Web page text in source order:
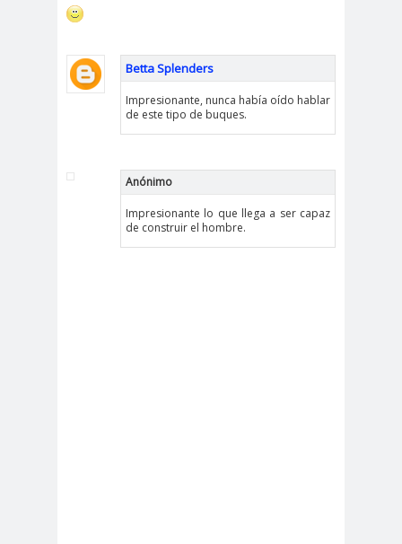
Betta Splenders
Impresionante, nunca había oído hablar
de este tipo de buques.
Anónimo
Impresionante lo que llega a ser capaz
de construir el hombre.